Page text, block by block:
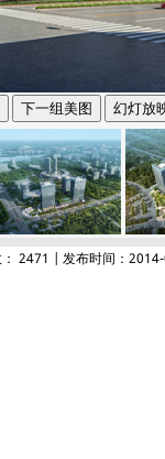
2471 | 发布时间：